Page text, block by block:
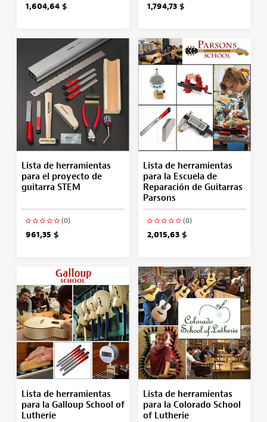
1,604,64 $ 1,794,73 $
Lista de herramientas
para el proyecto de
guitarra STEM
(0)
961,35 $
Lista de herramientas
para la Escuela de
Reparación de Guitarras
Parsons
(0)
2,015,63 $
Lista de herramientas
para la Galloup School of
Lutherie
Lista de herramientas
para la Colorado School
of Lutherie